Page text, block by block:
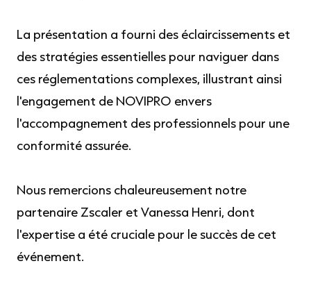
La présentation a fourni des éclaircissements et
des stratégies essentielles pour naviguer dans
ces réglementations complexes, illustrant ainsi
l'engagement de NOVIPRO envers
l'accompagnement des professionnels pour une
conformité assurée.
Nous remercions chaleureusement notre
partenaire Zscaler et Vanessa Henri, dont
l'expertise a été cruciale pour le succès de cet
événement.